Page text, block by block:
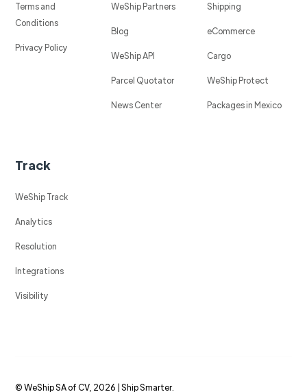
Terms and
Conditions
Privacy Policy
WeShip Partners
Blog
WeShip API
Parcel Quotator
News Center
Shipping
eCommerce
Cargo
WeShip Protect
Packages in Mexico
Track
WeShip Track
Analytics
Resolution
Integrations
Visibility
© WeShip SA of CV, 2026 | Ship Smarter.